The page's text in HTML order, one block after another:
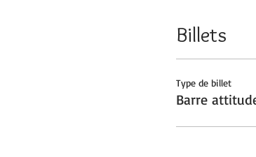
Billets
Type de billet
Barre